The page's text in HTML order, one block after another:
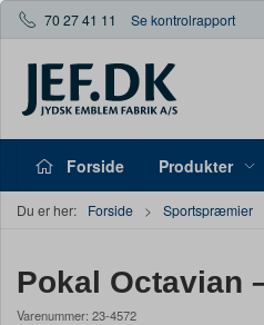
70 27 41 11 Se kontrolrapport
Forside Produkter
Du er her: Forside Sportspræmier
Pokal Octavian
Varenummer: 23-4572